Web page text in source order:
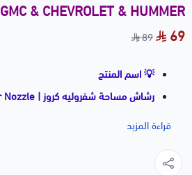
GMC & CHEVROLET & HUMMER
69
89
💡 اسم المنتج
2010–2016
قراءة المزيد